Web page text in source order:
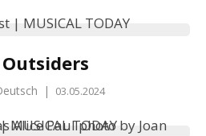
| 03.05.2024